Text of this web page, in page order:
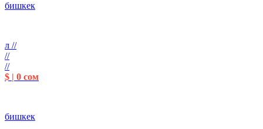
бишкек
л //
//
//
$ | 0 сом
бишкек